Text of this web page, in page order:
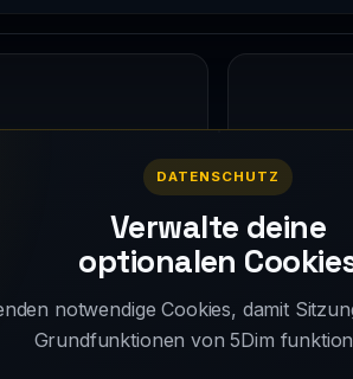
DATENSCHUTZ
Verwalte deine
optionalen
notwendige Cookies, damit
Grundfunktionen von 5Dim